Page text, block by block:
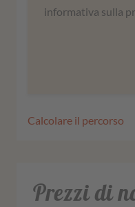
informativa sulla
Calcolare il percorso
Prezzi di